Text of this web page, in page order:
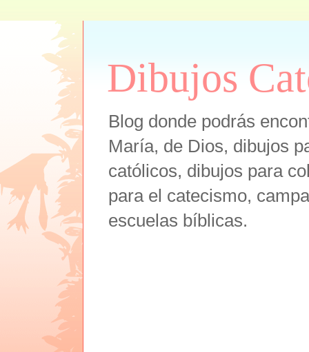
Dibujos
Blog donde podrás
María, de Dios, dibujos
católicos, dibujos para
para el catecismo,
escuelas bíblicas.